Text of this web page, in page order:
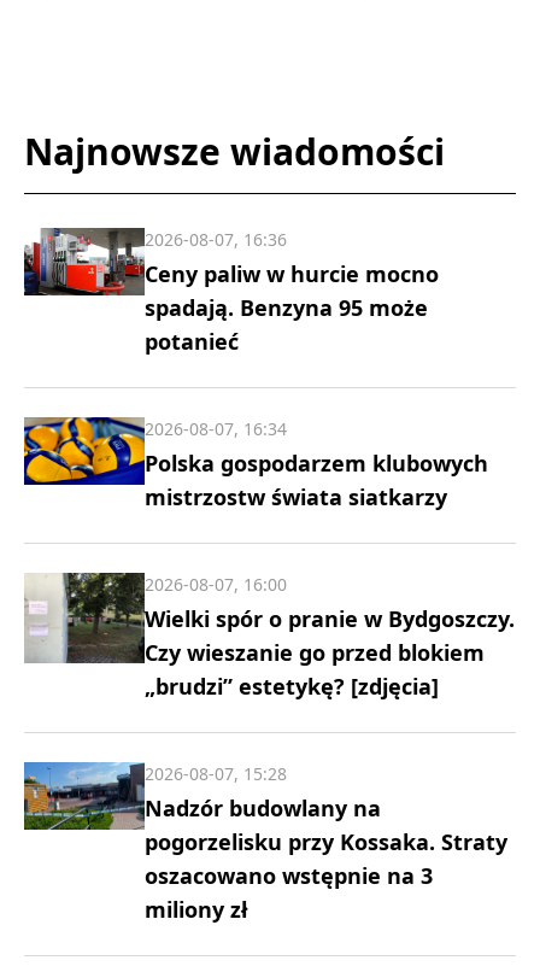
Najnowsze wiadomości
Ceny paliw w hurcie mocno
spadają. Benzyna 95 może
potanieć
2026-08-07, 16:36
Polska gospodarzem klubowych
mistrzostw świata siatkarzy
2026-08-07, 16:34
Wielki spór o pranie w Bydgoszczy.
Czy wieszanie go przed blokiem
„brudzi” estetykę? [zdjęcia]
2026-08-07, 16:00
Nadzór budowlany na
pogorzelisku przy Kossaka. Straty
oszacowano wstępnie na 3
miliony zł
2026-08-07, 15:28